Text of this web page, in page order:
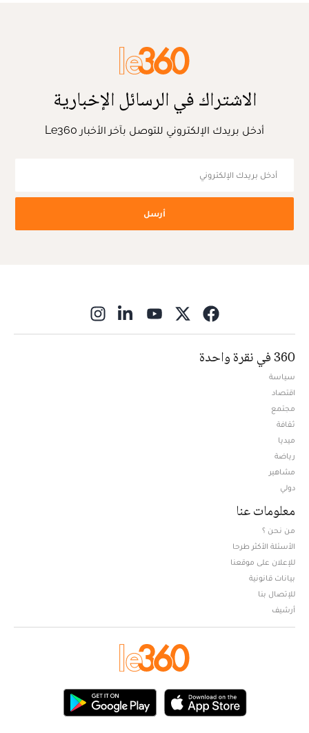
الاشتراك في الرسائل الإخبارية
أدخل بريدك الإلكتروني للتوصل بآخر الأخبار Le360
أرسل
360 في نقرة واحدة
سياسة
اقتصاد
مجتمع
ثقافة
ميديا
رياضة
مشاهير
دولي
معلومات عنا
من نحن ؟
الأسئلة الأكثر طرحا
للإعلان على موقعنا
بيانات قانونية
للإتصال بنا
أرشيف